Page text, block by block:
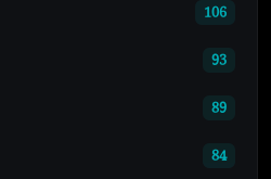
106
93
89
84